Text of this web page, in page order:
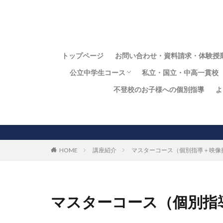
トップページ
お問い合わせ・資料請求・体験授
公立中学生コース
中学生向個別指導コース
私立・国立・中高一貫
私立・国立中学・中高
常翔学園中の定期テス
同志社香里中の定期テ
開明中学校の定期テス
大阪国際中の定期テス
不登校のお子様への個別指導
HOME 講座紹介 マスターコース（個別指導＋映像
マスターコース（個別指